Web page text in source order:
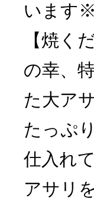
います※
【焼く
の幸、
た大ア
たっぷ
仕入れ
アサリ